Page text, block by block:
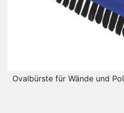
Ovalbürste für Wände und